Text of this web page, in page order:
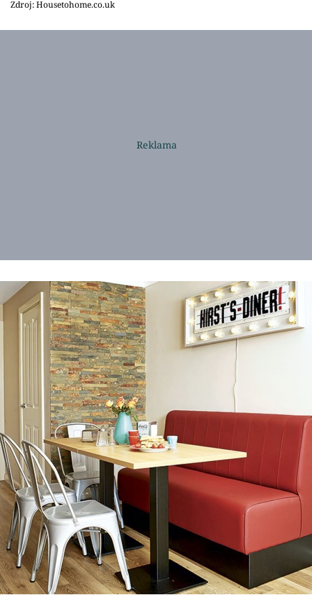
Zdroj: Housetohome.co.uk